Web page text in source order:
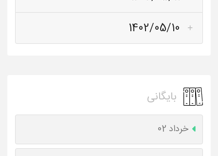
1402/05/10
بایگانی
خرداد 02